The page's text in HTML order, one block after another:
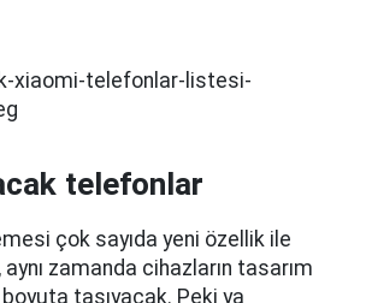
telefonlar
çok sayıda yeni özellik ile
aynı zamanda cihazların tasarım
taşıyacak. Peki ya